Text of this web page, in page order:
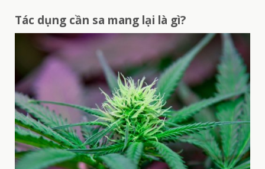
Tác dụng cần sa mang lại là gì?